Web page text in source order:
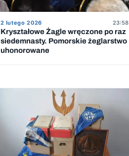
2 lutego 2026 23:58
Kryształowe Żagle wręczone po raz
siedemnasty. Pomorskie żeglarstwo
uhonorowane